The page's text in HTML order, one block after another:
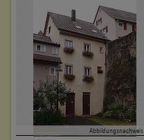
Untergeschoss(e)
Abbildungsnachweis